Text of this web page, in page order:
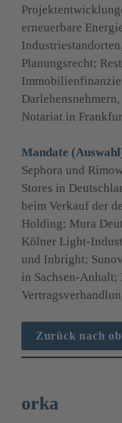
erneuerbare
Planungsrecht;
Notariat in
Mandate
Sephora und
Stores in
beim Verkauf der
Holding; Mura
Kölner Light-
und Inbright;
in Sachsen-Anhalt;
Zurück nach
orka